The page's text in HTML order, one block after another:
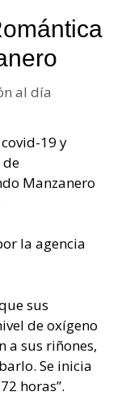
al día
19 y
de
Manzanero
la agencia
sus
de oxígeno
a sus riñones,
Se inicia
horas”.